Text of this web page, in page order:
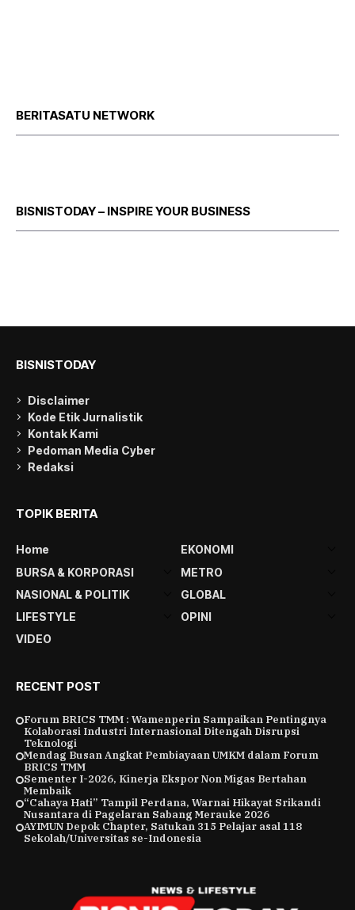
BERITASATU NETWORK
BISNISTODAY – INSPIRE YOUR BUSINESS
BISNISTODAY
Disclaimer
Kode Etik Jurnalistik
Kontak Kami
Pedoman Media Cyber
Redaksi
TOPIK BERITA
Home
EKONOMI
BURSA & KORPORASI
METRO
NASIONAL & POLITIK
GLOBAL
LIFESTYLE
OPINI
VIDEO
RECENT POST
Forum BRICS TMM : Wamenperin Sampaikan Pentingnya
Kolaborasi Industri Internasional Ditengah Disrupsi
Teknologi
Mendag Busan Angkat Pembiayaan UMKM dalam Forum
BRICS TMM
Sementer I-2026, Kinerja Ekspor Non Migas Bertahan
Membaik
“Cahaya Hati” Tampil Perdana, Warnai Hikayat Srikandi
Nusantara di Pagelaran Sabang Merauke 2026
AYIMUN Depok Chapter, Satukan 315 Pelajar asal 118
Sekolah/Universitas se-Indonesia